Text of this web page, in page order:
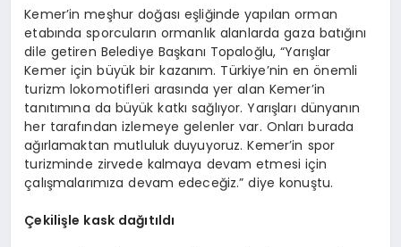
Kemer’in meşhur doğası eşliğinde yapılan orman
etabında sporcuların ormanlık alanlarda gaza batığını
dile getiren Belediye Başkanı Topaloğlu, “Yarışlar
Kemer için büyük bir kazanım. Türkiye’nin en önemli
turizm lokomotifleri arasında yer alan Kemer’in
tanıtımına da büyük katkı sağlıyor. Yarışları dünyanın
her tarafından izlemeye gelenler var. Onları burada
ağırlamaktan mutluluk duyuyoruz. Kemer’in spor
turizminde zirvede kalmaya devam etmesi için
çalışmalarımıza devam edeceğiz.” diye konuştu.
Çekilişle kask dağıtıldı